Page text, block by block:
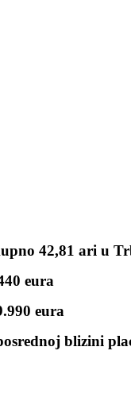
42,81 ari
eura
eura
blizini